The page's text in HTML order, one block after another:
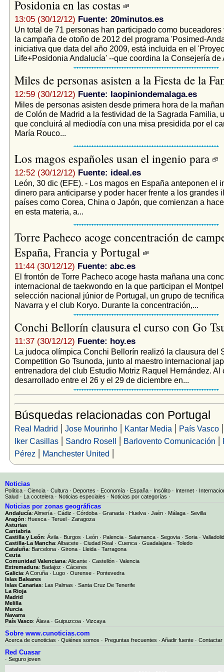
Posidonia en las costas
13:05 (30/12/12) Fuente: 20minutos.es
Un total de 71 personas han participado como
la campaña de otoño de 2012 del programa 'Posimed-
iniciativa que data del año 2009, está incluida en el
Life+Posidonia Andalucía' --que coordina la Consejería de
Miles de personas asisten a la Fiesta de la
12:59 (30/12/12) Fuente: laopiniondemalaga.es
Miles de personas asisten desde primera hora de la
de Colón de Madrid a la festividad de la Sagrada Familia,
que concluirá al mediodía con una misa presidida por el
María Rouco...
Los magos españoles usan el ingenio para
12:52 (30/12/12) Fuente: ideal.es
León, 30 dic (EFE). - Los magos en España anteponen el
dinero para anticiparse y poder hacer frente a los grandes
países como Corea, China o Japón, que comienzan a
en esta materia, a...
Torre Pacheco acoge concentración de
España, Francia y Portugal
11:44 (30/12/12) Fuente: abc.es
El frontón de Torre Pacheco acoge hasta mañana una
internacional de taekwondo en la que participan el
selección nacional júnior de Portugal, un grupo de
Navarra y el club Koryo. Durante la concentración,...
Conchi Bellorín clausura el curso con Go
11:37 (30/12/12) Fuente: hoy.es
La judoca olímpica Conchi Bellorín realizó la clausura del
Competition Go Tsunoda, junto al maestro internacional
entrenadora del club Estudio Motriz Raquel Hernández. Al
desarrollado entre el 26 y el 29 de diciembre en...
Búsquedas relacionadas con Portugal
Real Madrid | Jose Mourinho| Kantar Media | País Vasco
Iker Casillas| Sandro Rosell | Barlovento Comunicación |
Pérez | Manchester United |
Noticias
Política · Ciencia · Cultura · Deportes · Economía · España · Insólito · Internet ·
Salud · La coctelera · Noticias especiales · Noticias por categorías ·
Noticias por zonas geográficas
Andalucía: Almería · Cádiz · Córdoba · Granada · Huelva · Jaén · Málaga · Sevilla
Aragón: Huesca · Teruel · Zaragoza
Asturias
Cantabria
Castilla y León: Ávila · Burgos · León · Palencia · Salamanca · Segovia · Soria · Valladolid
Castilla-La Mancha: Albacete · Ciudad Real · Cuenca · Guadalajara · Toledo
Cataluña: Barcelona · Girona · Lleida · Tarragona
Ceuta
Comunidad Valenciana: Alicante · Castellón · Valencia
Extremadura: Badajoz · Cáceres
Galicia: A Coruña · Lugo · Ourense · Pontevedra
Islas Baleares
Islas Canarias: Las Palmas · Santa Cruz De Tenerife
La Rioja
Madrid
Melilla
Murcia
Navarra
País Vasco: Álava · Guipuzcoa · Vizcaya
Sobre www.cunoticias.com
Acerca de cunoticias · Quiénes somos · Preguntas frecuentes · Añadir fuente · Contactar
Red Cuasar
· Seguro joven